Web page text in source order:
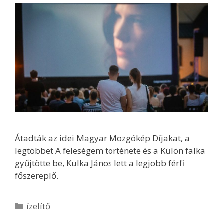
Átadták az idei Magyar Mozgókép Díjakat, a
legtöbbet A feleségem története és a Külön falka
gyűjtötte be, Kulka János lett a legjobb férfi
főszereplő.
Kategória
ízelítő